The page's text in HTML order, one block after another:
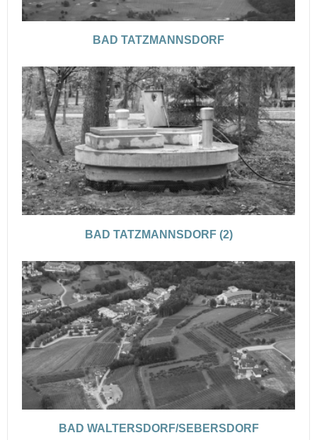
BAD TATZMANNSDORF
BAD TATZMANNSDORF (2)
BAD WALTERSDORF/SEBERSDORF